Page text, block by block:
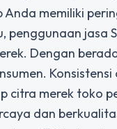
Anda memiliki
penggunaan jasa
Dengan
citra merek toko
dan